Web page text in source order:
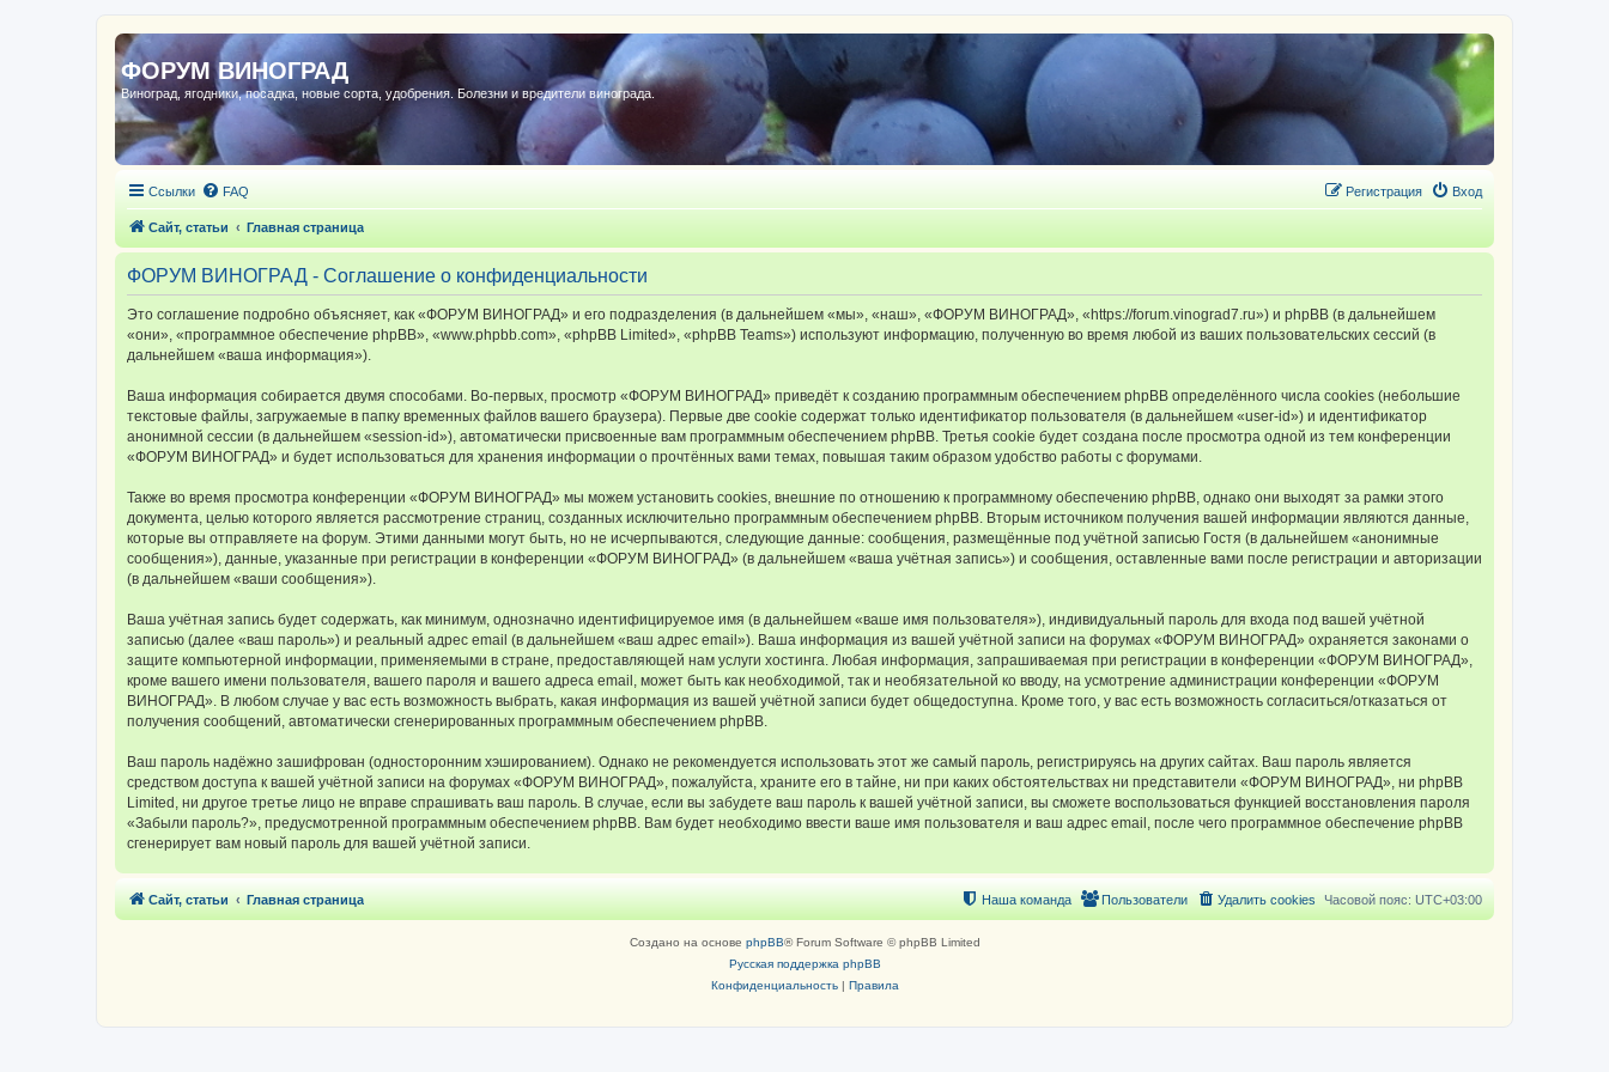
ФОРУМ ВИНОГРАД
Виноград, ягодники, посадка, новые сорта, удобрения. Болезни и вредители винограда.
Ссылки FAQ Вход
Регистрация
Сайт, статьи Главная страница
ФОРУМ ВИНОГРАД - Соглашение о конфиденциальности
Это соглашение подробно объясняет, как «ФОРУМ ВИНОГРАД» и его подразделения (в дальнейшем «мы», «наш», «ФОРУМ ВИНОГРАД», «https://forum.vinograd7.ru») и phpBB (в дальнейшем
«они», «программное обеспечение phpBB», «www.phpbb.com», «phpBB Limited», «phpBB Teams») используют информацию, полученную во время любой из ваших пользовательских сессий (в
дальнейшем «ваша информация»).
Ваша информация собирается двумя способами. Во-первых, просмотр «ФОРУМ ВИНОГРАД» приведёт к созданию программным обеспечением phpBB определённого числа cookies (небольшие
текстовые файлы, загружаемые в папку временных файлов вашего браузера). Первые две cookie содержат только идентификатор пользователя (в дальнейшем «user-id») и идентификатор
анонимной сессии (в дальнейшем «session-id»), автоматически присвоенные вам программным обеспечением phpBB. Третья cookie будет создана после просмотра одной из тем конференции
«ФОРУМ ВИНОГРАД» и будет использоваться для хранения информации о прочтённых вами темах, повышая таким образом удобство работы с форумами.
Также во время просмотра конференции «ФОРУМ ВИНОГРАД» мы можем установить cookies, внешние по отношению к программному обеспечению phpBB, однако они выходят за рамки этого
документа, целью которого является рассмотрение страниц, созданных исключительно программным обеспечением phpBB. Вторым источником получения вашей информации являются данные,
которые вы отправляете на форум. Этими данными могут быть, но не исчерпываются, следующие данные: сообщения, размещённые под учётной записью Гостя (в дальнейшем «анонимные
сообщения»), данные, указанные при регистрации в конференции «ФОРУМ ВИНОГРАД» (в дальнейшем «ваша учётная запись») и сообщения, оставленные вами после регистрации и авторизации
(в дальнейшем «ваши сообщения»).
Ваша учётная запись будет содержать, как минимум, однозначно идентифицируемое имя (в дальнейшем «ваше имя пользователя»), индивидуальный пароль для входа под вашей учётной
записью (далее «ваш пароль») и реальный адрес email (в дальнейшем «ваш адрес email»). Ваша информация из вашей учётной записи на форумах «ФОРУМ ВИНОГРАД» охраняется законами о
защите компьютерной информации, применяемыми в стране, предоставляющей нам услуги хостинга. Любая информация, запрашиваемая при регистрации в конференции «ФОРУМ ВИНОГРАД»,
кроме вашего имени пользователя, вашего пароля и вашего адреса email, может быть как необходимой, так и необязательной ко вводу, на усмотрение администрации конференции «ФОРУМ
ВИНОГРАД». В любом случае у вас есть возможность выбрать, какая информация из вашей учётной записи будет общедоступна. Кроме того, у вас есть возможность согласиться/отказаться от
получения сообщений, автоматически сгенерированных программным обеспечением phpBB.
Ваш пароль надёжно зашифрован (односторонним хэшированием). Однако не рекомендуется использовать этот же самый пароль, регистрируясь на других сайтах. Ваш пароль является
средством доступа к вашей учётной записи на форумах «ФОРУМ ВИНОГРАД», пожалуйста, храните его в тайне, ни при каких обстоятельствах ни представители «ФОРУМ ВИНОГРАД», ни phpBB
Limited, ни другое третье лицо не вправе спрашивать ваш пароль. В случае, если вы забудете ваш пароль к вашей учётной записи, вы сможете воспользоваться функцией восстановления пароля
«Забыли пароль?», предусмотренной программным обеспечением phpBB. Вам будет необходимо ввести ваше имя пользователя и ваш адрес email, после чего программное обеспечение phpBB
сгенерирует вам новый пароль для вашей учётной записи.
Сайт, статьи Главная страница Часовой пояс: UTC+03:00
Удалить cookies
Пользователи
Наша команда
Создано на основе phpBB® Forum Software © phpBB Limited
Русская поддержка phpBB
Конфиденциальность| Правила